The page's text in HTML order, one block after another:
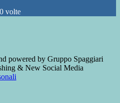
volte
powered by Gruppo Spaggiari
& New Social Media